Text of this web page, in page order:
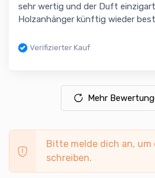
sehr wertig und der Duft
Holzanhänger künftig wieder
Verifizierter Kauf
Mehr
Bitte melde dich an,
schreiben.